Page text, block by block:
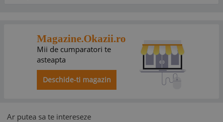
Magazine.Okazii.ro
Mii de cumparatori te
asteapta
Deschide-ti magazin
Ar putea sa te intereseze